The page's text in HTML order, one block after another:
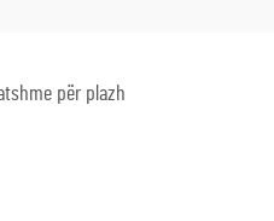
për plazh